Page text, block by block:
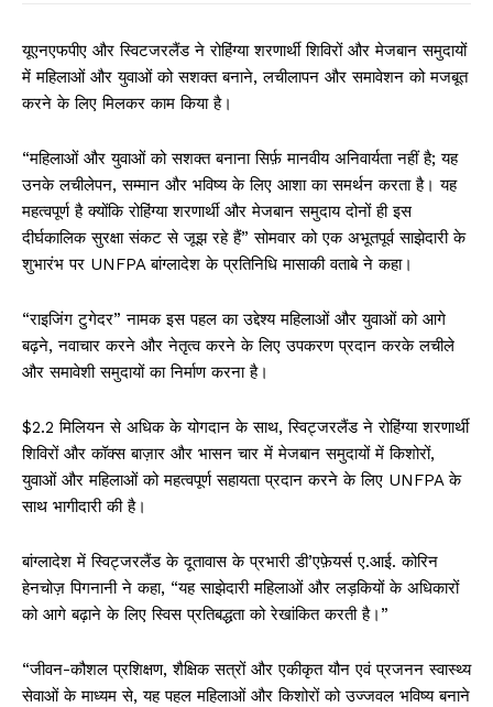
यूएनएफपीए और स्विटजरलैंड ने रोहिंग्या शरणार्थी शिविरों और मेजबान समुदायों
में महिलाओं और युवाओं को सशक्त बनाने, लचीलापन और समावेशन को मजबूत
करने के लिए मिलकर काम किया है।
“महिलाओं और युवाओं को सशक्त बनाना सिर्फ़ मानवीय अनिवार्यता नहीं है; यह
उनके लचीलेपन, सम्मान और भविष्य के लिए आशा का समर्थन करता है। यह
महत्वपूर्ण है क्योंकि रोहिंग्या शरणार्थी और मेजबान समुदाय दोनों ही इस
दीर्घकालिक सुरक्षा संकट से जूझ रहे हैं” सोमवार को एक अभूतपूर्व साझेदारी के
शुभारंभ पर UNFPA बांग्लादेश के प्रतिनिधि मासाकी वताबे ने कहा।
“राइजिंग टुगेदर” नामक इस पहल का उद्देश्य महिलाओं और युवाओं को आगे
बढ़ने, नवाचार करने और नेतृत्व करने के लिए उपकरण प्रदान करके लचीले
और समावेशी समुदायों का निर्माण करना है।
$2.2 मिलियन से अधिक के योगदान के साथ, स्विट्जरलैंड ने रोहिंग्या शरणार्थी
शिविरों और कॉक्स बाज़ार और भासन चार में मेजबान समुदायों में किशोरों,
युवाओं और महिलाओं को महत्वपूर्ण सहायता प्रदान करने के लिए UNFPA के
साथ भागीदारी की है।
बांग्लादेश में स्विट्जरलैंड के दूतावास के प्रभारी डी’एफ़ेयर्स ए.आई. कोरिन
हेनचोज़ पिगनानी ने कहा, “यह साझेदारी महिलाओं और लड़कियों के अधिकारों
को आगे बढ़ाने के लिए स्विस प्रतिबद्धता को रेखांकित करती है।”
“जीवन-कौशल प्रशिक्षण, शैक्षिक सत्रों और एकीकृत यौन एवं प्रजनन स्वास्थ्य
सेवाओं के माध्यम से, यह पहल महिलाओं और किशोरों को उज्जवल भविष्य बनाने